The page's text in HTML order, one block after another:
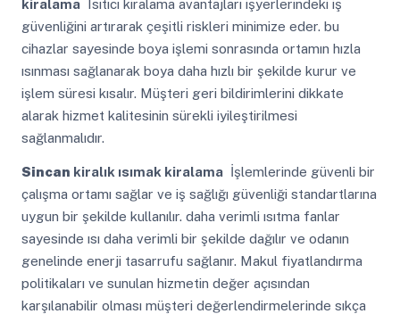
kiralamaIsıtıcı kiralama avantajları işyerlerindeki iş
güvenliğini artırarak çeşitli riskleri minimize eder. bu
cihazlar sayesinde boya işlemi sonrasında ortamın hızla
ısınması sağlanarak boya daha hızlı bir şekilde kurur ve
işlem süresi kısalır. Müşteri geri bildirimlerini dikkate
alarak hizmet kalitesinin sürekli iyileştirilmesi
sağlanmalıdır.
Sincan kiralık ısımak kiralamaİşlemlerinde güvenli bir
çalışma ortamı sağlar ve iş sağlığı güvenliği standartlarına
uygun bir şekilde kullanılır. daha verimli ısıtma fanlar
sayesinde ısı daha verimli bir şekilde dağılır ve odanın
genelinde enerji tasarrufu sağlanır. Makul fiyatlandırma
politikaları ve sunulan hizmetin değer açısından
karşılanabilir olması müşteri değerlendirmelerinde sıkça